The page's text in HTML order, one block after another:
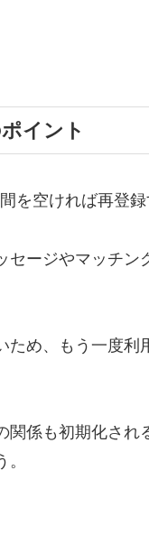
イント
を空ければ再登録
セージやマッチ
ため、もう一度
関係も初期化さ